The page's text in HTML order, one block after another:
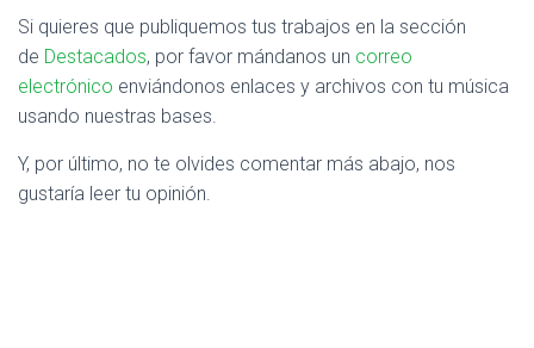
Si quieres que publiquemos tus trabajos en la sección
de Destacados, por favor mándanos un correo
electrónico enviándonos enlaces y archivos con tu música
usando nuestras bases.
Y, por último, no te olvides comentar más abajo, nos
gustaría leer tu opinión.